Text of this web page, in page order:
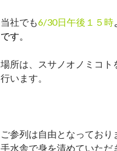
当社でも6/30日午後１５時
です。
場所は、スサノオノミコ
行います。
ご参列は自由となってお
手水舎で身を清めていた